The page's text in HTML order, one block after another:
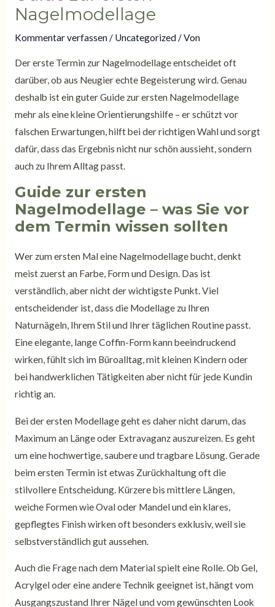
Nagelmodellage
Kommentar verfassen/ Uncategorized/ Von
Der erste Termin zur Nagelmodellage entscheidet oft
darüber, ob aus Neugier echte Begeisterung wird. Genau
deshalb ist ein guter Guide zur ersten Nagelmodellage
mehr als eine kleine Orientierungshilfe – er schützt vor
falschen Erwartungen, hilft bei der richtigen Wahl und sorgt
dafür, dass das Ergebnis nicht nur schön aussieht, sondern
auch zu Ihrem Alltag passt.
Guide zur ersten
Nagelmodellage – was Sie vor
dem Termin wissen sollten
Wer zum ersten Mal eine Nagelmodellage bucht, denkt
meist zuerst an Farbe, Form und Design. Das ist
verständlich, aber nicht der wichtigste Punkt. Viel
entscheidender ist, dass die Modellage zu Ihren
Naturnägeln, Ihrem Stil und Ihrer täglichen Routine passt.
Eine elegante, lange Coffin-Form kann beeindruckend
wirken, fühlt sich im Büroalltag, mit kleinen Kindern oder
bei handwerklichen Tätigkeiten aber nicht für jede Kundin
richtig an.
Bei der ersten Modellage geht es daher nicht darum, das
Maximum an Länge oder Extravaganz auszureizen. Es geht
um eine hochwertige, saubere und tragbare Lösung. Gerade
beim ersten Termin ist etwas Zurückhaltung oft die
stilvollere Entscheidung. Kürzere bis mittlere Längen,
weiche Formen wie Oval oder Mandel und ein klares,
gepflegtes Finish wirken oft besonders exklusiv, weil sie
selbstverständlich gut aussehen.
Auch die Frage nach dem Material spielt eine Rolle. Ob Gel,
Acrylgel oder eine andere Technik geeignet ist, hängt vom
Ausgangszustand Ihrer Nägel und vom gewünschten Look